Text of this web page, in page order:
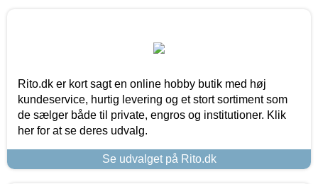
Rito.dk er kort sagt en online hobby butik med høj
kundeservice, hurtig levering og et stort sortiment som
de sælger både til private, engros og institutioner. Klik
her for at se deres udvalg.
Se udvalget på Rito.dk